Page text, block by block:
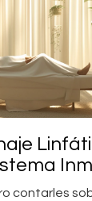
contarles